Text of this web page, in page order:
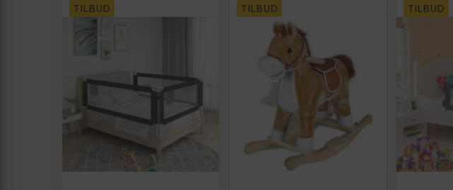
TILBUD TILBUD TILBUD